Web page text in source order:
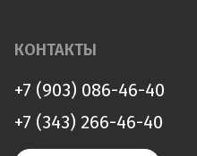
КОНТАКТЫ
+7 (903) 086-46-40
+7 (343) 266-46-40